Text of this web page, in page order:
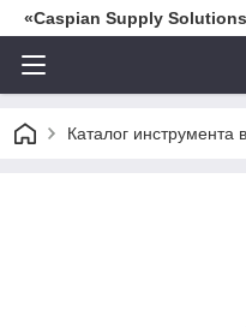
«Caspian Supply
Каталог инструмента